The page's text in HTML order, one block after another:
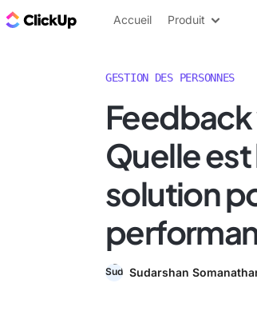
ClickUp Blog
Accueil Produit
GESTION DES PERSONNES
Quelle
solution
Sudarshan